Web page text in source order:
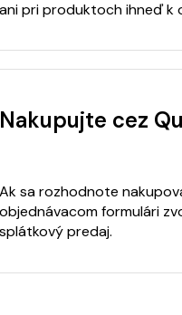
ani pri produktoch ihneď k
Nakupujte cez
Ak sa rozhodnote
objednávacom formulári
splátkový predaj.